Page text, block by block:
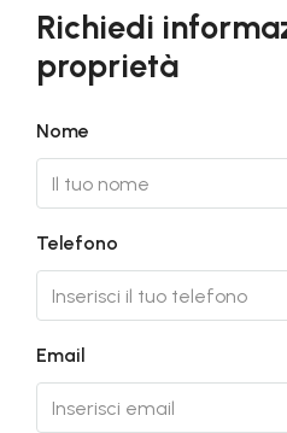
Richiedi
proprietà
Nome
Telefono
Email